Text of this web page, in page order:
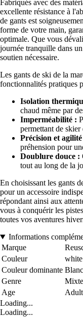
Fabriqués avec des
excellente résistance à
de gants est
forme de votre main,
optimale. Que vous
journée tranquille dans
soutien nécessaire.
Les gants de ski de la
fonctionnalités pratiques
Isolation
chaud même par
Imperméabilité :
permettant de
Précision et
préhension pour
Doublure douce :
tout au long de la
En choisissant les gants
pour un accessoire
répondant ainsi aux
vous à conquérir les
toutes vos aventures
Informations
Marque
Couleur
Couleur dominante Blanc
Genre
Mixte
Age
Loading...
Loading...